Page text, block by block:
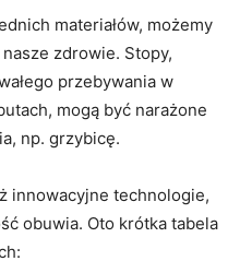
⁣materiałów, możemy
zdrowie. Stopy,
przebywania ‌w
mogą być narażone
⁤np. grzybicę.
innowacyjne technologie,
obuwia. Oto krótka tabela